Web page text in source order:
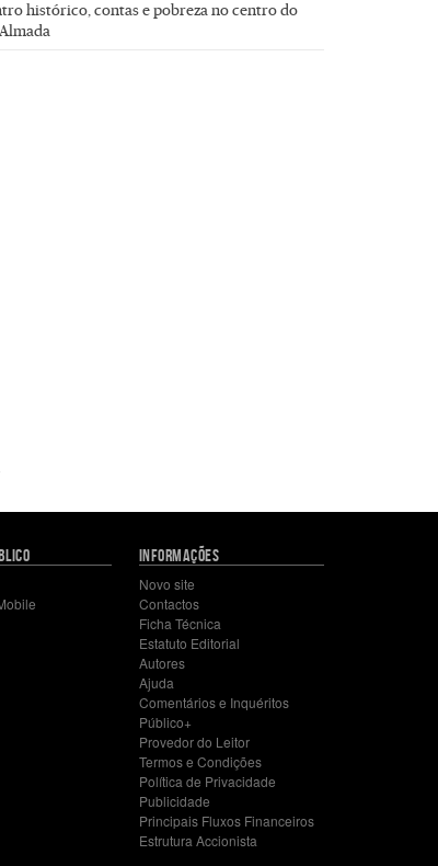
histórico, contas e pobreza no centro do
INFORMAÇÕES
Novo site
Contactos
Ficha Técnica
Estatuto Editorial
Autores
Ajuda
Comentários e Inquéritos
Público+
Provedor do Leitor
Termos e Condições
Política de Privacidade
Publicidade
Principais Fluxos Financeiros
Estrutura Accionista